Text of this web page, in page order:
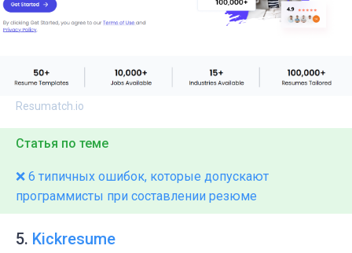
Resumatch.io
Статья по теме
❌ 6 типичных ошибок, которые допускают
программисты при составлении резюме
5. Kickresume